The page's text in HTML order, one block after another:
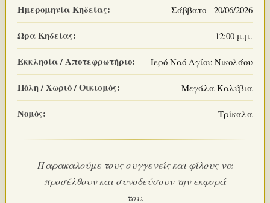
Ημερομηνία Κηδείας: Σάββατο - 20/06/2026
Ώρα Κηδείας: 12:00 μ.μ.
Εκκλησία / Αποτεφρωτήριο: Ιερό Ναό Αγίου Νικολάου
Πόλη / Χωριό / Οικισμός: Μεγάλα Καλύβια
Νομός: Τρίκαλα
Παρακαλούμε τους συγγενείς και φίλους να
προσέλθουν και συνοδεύσουν την εκφορά
του.